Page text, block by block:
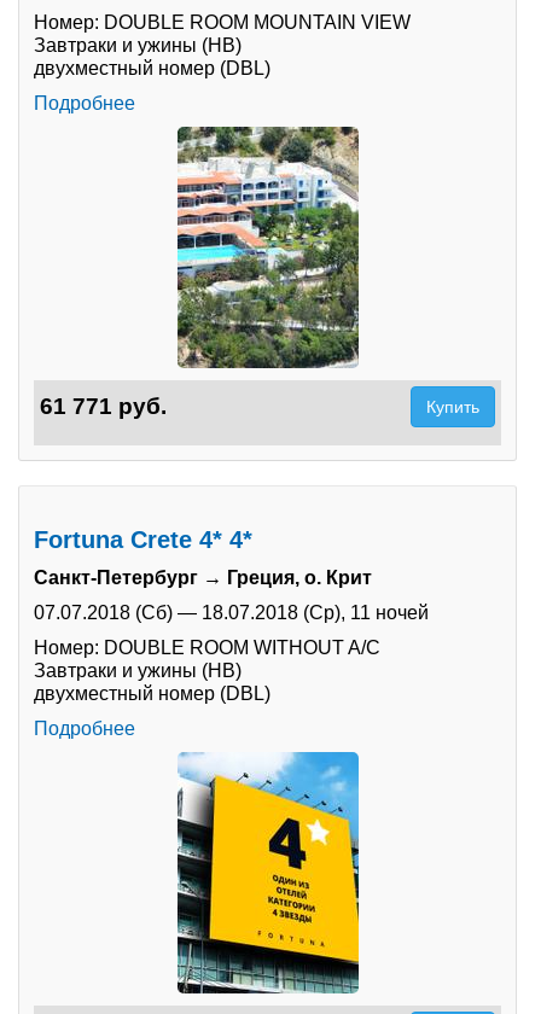
Номер: DOUBLE ROOM MOUNTAIN VIEW
Завтраки и ужины (HB)
двухместный номер (DBL)
Подробнее
61 771 руб. Купить
Fortuna Crete 4* 4*
Санкт-Петербург → Греция, о. Крит
07.07.2018 (Сб) — 18.07.2018 (Ср), 11 ночей
Номер: DOUBLE ROOM WITHOUT A/C
Завтраки и ужины (HB)
двухместный номер (DBL)
Подробнее